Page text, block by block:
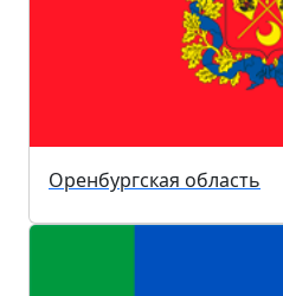
Оренбургская область